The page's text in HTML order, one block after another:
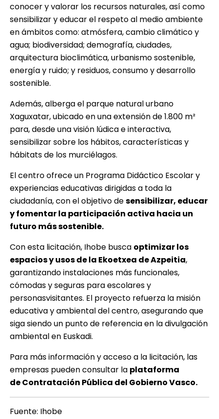
conocer y valorar los recursos naturales, así como
sensibilizar y educar el respeto al medio ambiente
en ámbitos como: atmósfera, cambio climático y
agua; biodiversidad; demografía, ciudades,
arquitectura bioclimática, urbanismo sostenible,
energía y ruido; y residuos, consumo y desarrollo
sostenible.
Además, alberga el parque natural urbano
Xaguxatar, ubicado en una extensión de 1.800 m²
para, desde una visión lúdica e interactiva,
sensibilizar sobre los hábitos, características y
hábitats de los murciélagos.
El centro ofrece un Programa Didáctico Escolar y
experiencias educativas dirigidas a toda la
ciudadanía, con el objetivo desensibilizar, educar
y fomentar la participación activa hacia un
futuro más sostenible.
Con esta licitación, Ihobe busca optimizar los
espacios y usos de la Ekoetxea de Azpeitia,
garantizando instalaciones más funcionales,
cómodas y seguras para escolares y
personasvisitantes. El proyecto refuerza la misión
educativa y ambiental del centro, asegurando que
siga siendo un punto de referencia en la divulgación
ambiental en Euskadi.
Para más información y acceso a la licitación, las
empresas pueden consultar la plataforma
de Contratación Pública del Gobierno Vasco.
Fuente: Ihobe